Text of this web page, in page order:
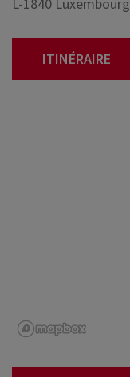
ITINÉRAIRE